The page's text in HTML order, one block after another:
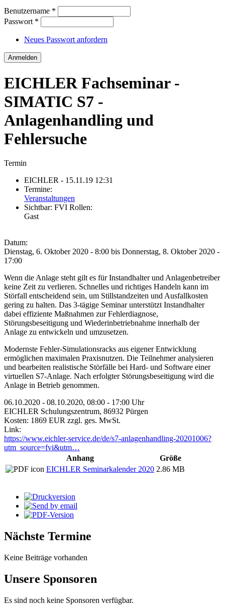
Benutzername *
Passwort *
Neues Passwort anfordern
EICHLER Fachseminar -
SIMATIC S7 -
Anlagenhandling und
Fehlersuche
Termin
EICHLER - 15.11.19 12:31
Termine:
Veranstaltungen
Sichtbar: FVI Rollen:
Gast
Datum:
Dienstag, 6. Oktober 2020 - 8:00 bis Donnerstag, 8. Oktober 2020 -
17:00
Wenn die Anlage steht gilt es für Instandhalter und Anlagenbetreiber
keine Zeit zu verlieren. Schnelles und richtiges Handeln kann im
Störfall entscheidend sein, um Stillstandzeiten und Ausfallkosten
gering zu halten. Das 3-tägige Seminar unterstützt Instandhalter
dabei effiziente Maßnahmen zur Fehlerdiagnose,
Störungsbeseitigung und Wiederinbetriebnahme innerhalb der
Anlage zu entwickeln und umzusetzen.
Modernste Fehler-Simulationsracks aus eigener Entwicklung
ermöglichen maximalen Praxisnutzen. Die Teilnehmer analysieren
und bearbeiten realistische Störfälle bei Hard- und Software einer
virtuellen S7-Anlage. Nach erfolgter Störungsbeseitigung wird die
Anlage in Betrieb genommen.
06.10.2020 - 08.10.2020, 08:00 - 17:00 Uhr
EICHLER Schulungszentrum, 86932 Pürgen
Kosten: 1869 EUR zzgl. ges. MwSt.
Link:
https://www.eichler-service.de/de/s7-anlagenhandling-20201006?
utm_source=fvi&utm…
Anhang
Größe
EICHLER Seminarkalender 2020 2.86 MB
Nächste Termine
Keine Beiträge vorhanden
Unsere Sponsoren
Es sind noch keine Sponsoren verfügbar.